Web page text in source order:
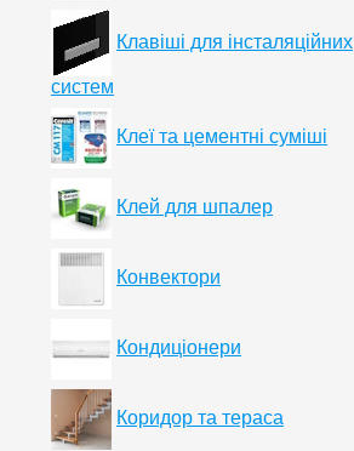
Клавіші для інсталяційних
систем
Клеї та цементні суміші
Клей для шпалер
Конвектори
Кондиціонери
Коридор та тераса